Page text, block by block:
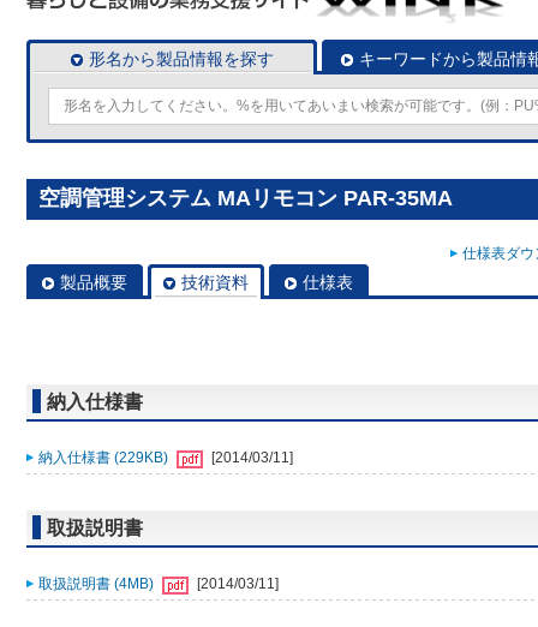
形名から製品情報を探す キーワードから製品情
空調管理システム MAリモコン PAR-35MA
仕様表ダ
製品概要 技術資料 仕様表
納入仕様書
納入仕様書 (229KB) [2014/03/11]
取扱説明書
取扱説明書 (4MB) [2014/03/11]